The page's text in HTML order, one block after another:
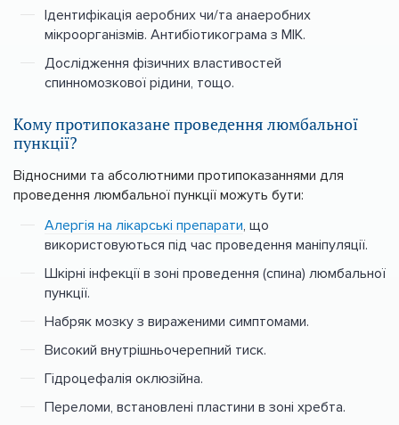
Ідентифікація аеробних чи/та анаеробних
мікроорганізмів. Антибіотикограма з МІК.
Дослідження фізичних властивостей
спинномозкової рідини, тощо.
Кому протипоказане проведення люмбальної
пункції?
Відносними та абсолютними протипоказаннями для
проведення люмбальної пункції можуть бути:
Алергія на лікарські препарати , що
використовуються під час проведення маніпуляції.
Шкірні інфекції в зоні проведення (спина) люмбальної
пункції.
Набряк мозку з вираженими симптомами.
Високий внутрішньочерепний тиск.
Гідроцефалія оклюзійна.
Переломи, встановлені пластини в зоні хребта.